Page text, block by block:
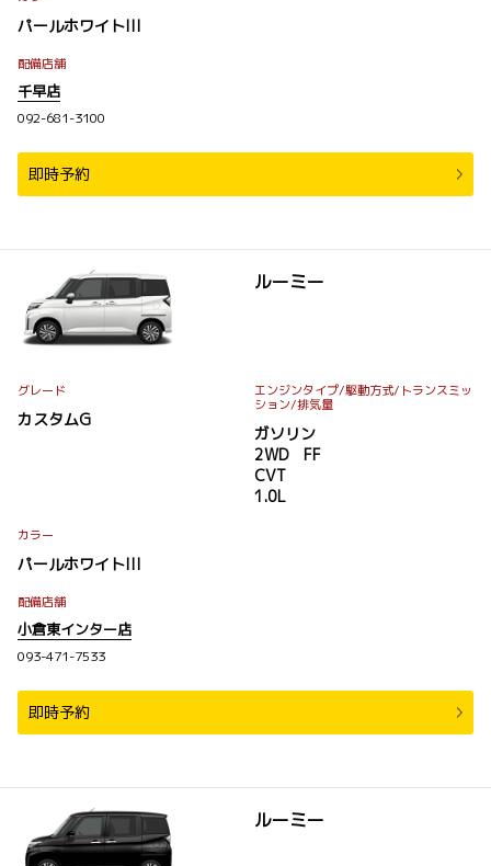
パールホワイトIII
配備店舗
千早店
092-681-3100
即時予約
ルーミー
グレード
カスタムG
エンジンタイプ/駆動方式/ トランスミッ
ション/排気量
ガソリン
2WD FF
CVT
1.0L
カラー
パールホワイトIII
配備店舗
小倉東インター店
093-471-7533
即時予約
ルーミー